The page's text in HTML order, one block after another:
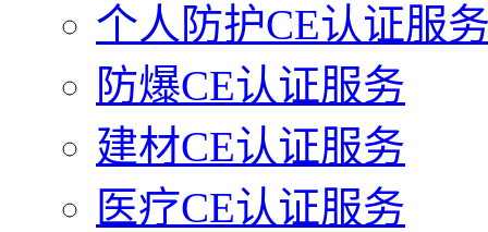
个人防护CE认证服
防爆CE认证服务
建材CE认证服务
医疗CE认证服务